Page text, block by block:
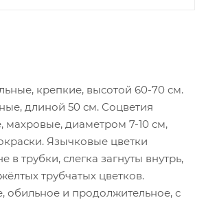
крепкие, высотой 60-70 см.
длиной 50 см. Соцветия
махровые, диаметром 7-10 см,
Язычковые цветки
в трубки, слегка загнуты внутрь,
трубчатых цветков.
обильное и продолжительное, с